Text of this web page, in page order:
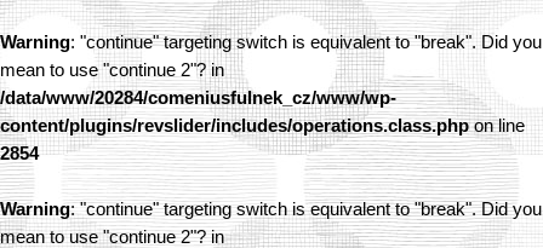
Warning: "continue" targeting switch is equivalent to "break". Did you
mean to use "continue 2"? in
/data/www/20284/comeniusfulnek_cz/www/wp-
content/plugins/revslider/includes/operations.class.phpon line
2854
Warning: "continue" targeting switch is equivalent to "break". Did you
mean to use "continue 2"? in